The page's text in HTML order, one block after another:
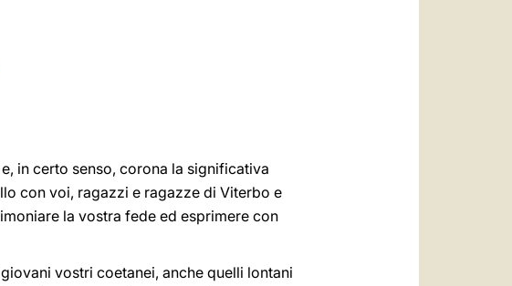
in certo senso, corona la significativa
con voi, ragazzi e ragazze di Viterbo e
la vostra fede ed esprimere con
vostri coetanei, anche quelli lontani